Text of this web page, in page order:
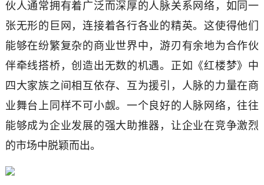
伙人通常拥有着广泛而深厚的人脉关系网络，如同一
张无形的巨网，连接着各行各业的精英。这使得他们
能够在纷繁复杂的商业世界中，游刃有余地为合作伙
伴牵线搭桥，创造出无数的机遇。正如《红楼梦》中
四大家族之间相互依存、互为援引，人脉的力量在商
业舞台上同样不可小觑。一个良好的人脉网络，往往
能够成为企业发展的强大助推器，让企业在竞争激烈
的市场中脱颖而出。